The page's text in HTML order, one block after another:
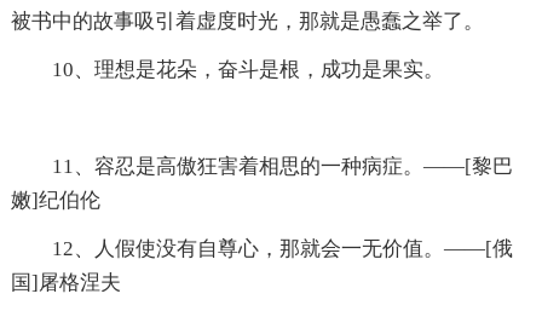
被书中的故事吸引着虚度时光，那就是愚蠢之举了。
10、理想是花朵，奋斗是根，成功是果实。
11、容忍是高傲狂害着相思的一种病症。——[黎巴
嫩]纪伯伦
12、人假使没有自尊心，那就会一无价值。——[俄
国]屠格涅夫